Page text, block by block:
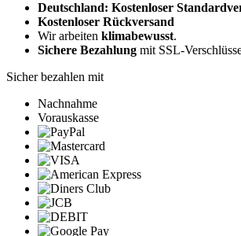
Deutschland: Kostenloser
Kostenloser Rückversand
Wir arbeiten klimabewusst.
Sichere Bezahlung mit SSL-
Sicher bezahlen mit
Nachnahme
Vorauskasse